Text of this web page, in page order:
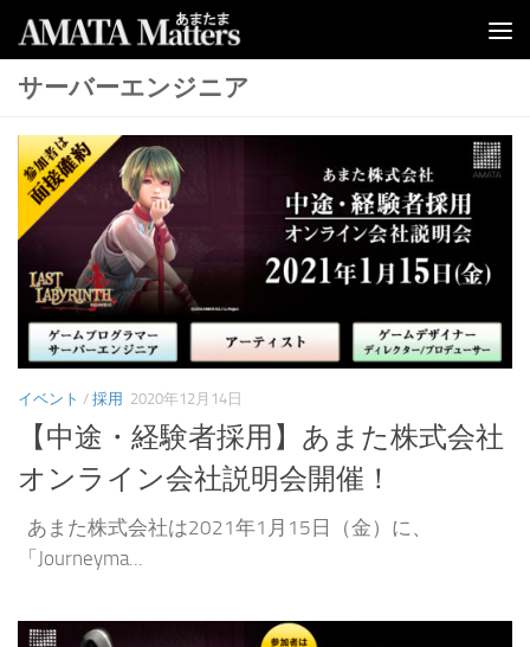
コンテンツへスキップ
サーバーエンジニア
イベント / 採用 2020年12月14日
【中途・経験者採用】あまた株式会社
オンライン会社説明会開催！
あまた株式会社は2021年1月15日（金）に、
「Journeyma...